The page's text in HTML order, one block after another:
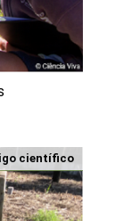
científico